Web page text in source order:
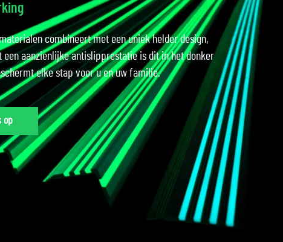
combineert met een uniek helder design,
aanzienlijke antislipprestatie is dit in het donker
elke stap voor u en uw familie.
op